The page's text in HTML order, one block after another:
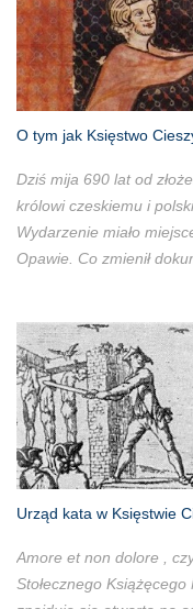
O tym jak Księstwo
Dziś mija 690 lat od
królowi czeskiemu i
Wydarzenie miało
Opawie. Co zmienił
Urząd kata w Księstwie
Amore et non dolore ,
Stołecznego